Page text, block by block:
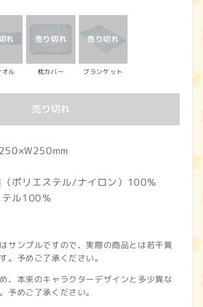
オル 枕カバー ブランケット
売り切れ
ポリエステル/ナイロン）100％
ル100％
サンプルですので、実際の商品とは若干異
。予めご了承ください。
、本来のキャラクターデザインと多少異な
予めご了承ください。